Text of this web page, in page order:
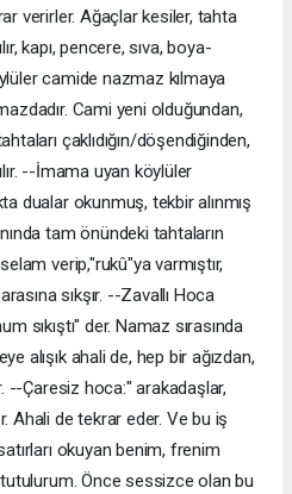
verirler. Ağaçlar kesiler, tahta
kapı, pencere, sıva, boya-
camide nazmaz kılmaya
Cami yeni olduğundan,
çaklıdığın/döşendiğinden,
--İmama uyan köylüler
dualar okunmuş, tekbir alınmış
tam önündeki tahtaların
verip,"rukû"ya varmıştır,
sıkşır. --Zavallı Hoca
sıkıştı" der. Namaz sırasında
alışık ahali de, hep bir ağızdan,
--Çaresiz hoca:" arakadaşlar,
Ahali de tekrar eder. Ve bu iş
okuyan benim, frenim
tutulurum. Önce sessizce olan bu